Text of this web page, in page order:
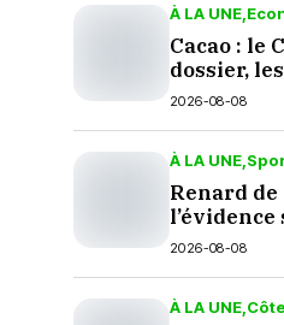
À LA UNE
Cacao : le
dossier,
grincent
2026-08-08
À LA UNE
Renard
l’évidence
palmarès
2026-08-08
À LA UNE